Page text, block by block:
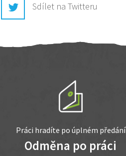
Sdílet na Twitteru
Práci hradíte po úplném předání
Odměna po práci